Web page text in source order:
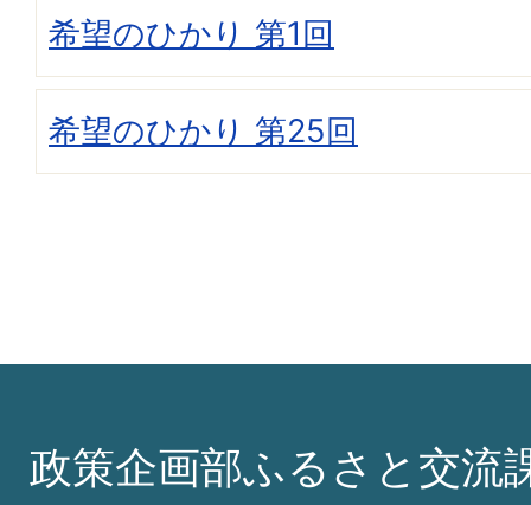
希望のひかり 第1回
希望のひかり 第25回
政策企画部ふるさと交流